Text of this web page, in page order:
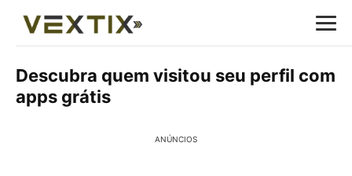
Descubra quem visitou seu perfil com
apps grátis
ANÚNCIOS